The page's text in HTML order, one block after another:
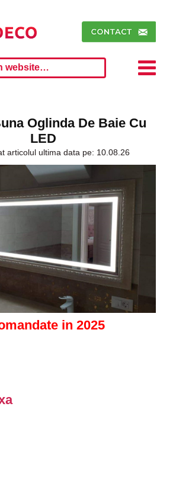
Oglinda De Baie Cu
LED
articolul ultima data pe: 10.08.26
in 2025